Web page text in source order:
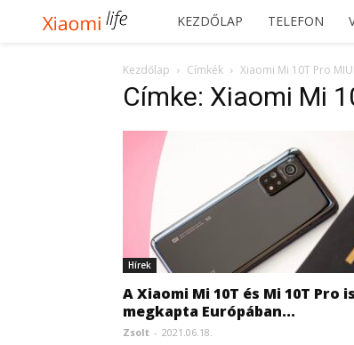
Xiaomilife
KEZDŐLAP TELEFON
Kezdőlap Címkék Xiaomi Mi 10T Pro
Címke: Xiaomi Mi
Hírek
A Xiaomi Mi 10T és Mi 10T Pro is
megkapta Európában...
Zsolt - 2021.06.18.